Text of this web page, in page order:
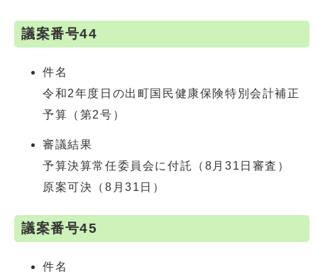
議案番号44
件名
令和2年度日の出町国民健康保険特別会計補正
予算（第2号）
審議結果
予算決算常任委員会に付託（8月31日審査）
原案可決（8月31日）
議案番号45
件名